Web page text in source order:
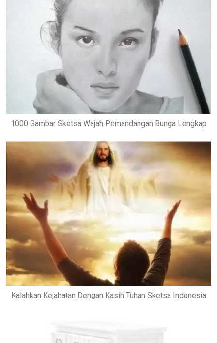
1000 Gambar Sketsa Wajah Pemandangan Bunga Lengkap
Kalahkan Kejahatan Dengan Kasih Tuhan Sketsa Indonesia